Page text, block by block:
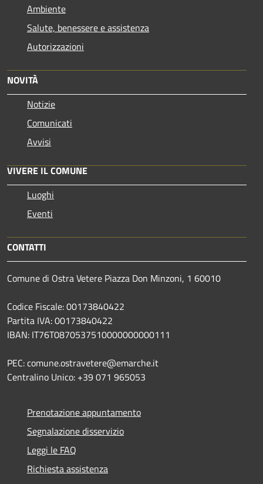
Ambiente
Salute, benessere e assistenza
Autorizzazioni
NOVITÀ
Notizie
Comunicati
Avvisi
VIVERE IL COMUNE
Luoghi
Eventi
CONTATTI
Comune di Ostra Vetere Piazza Don Minzoni, 1 60010
Codice Fiscale: 00173840422
Partita IVA: 00173840422
IBAN: IT76T0870537510000000000111
PEC: comune.ostravetere@emarche.it
Centralino Unico: +39 071 965053
Prenotazione appuntamento
Segnalazione disservizio
Leggi le FAQ
Richiesta assistenza